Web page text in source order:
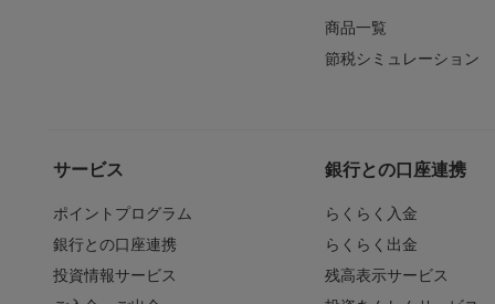
商品一覧
節税シミュレーション
サービス
ポイントプログラム
銀行との口座連携
投資情報サービス
銀行との口座連携
らくらく入金
らくらく出金
残高表示サービス